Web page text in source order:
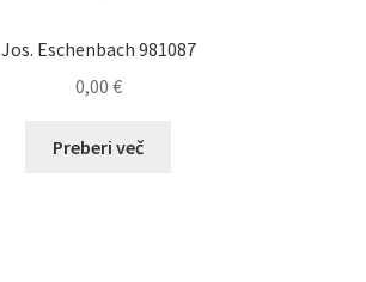
Jos. Eschenbach 981087
0,00 €
Preberi več